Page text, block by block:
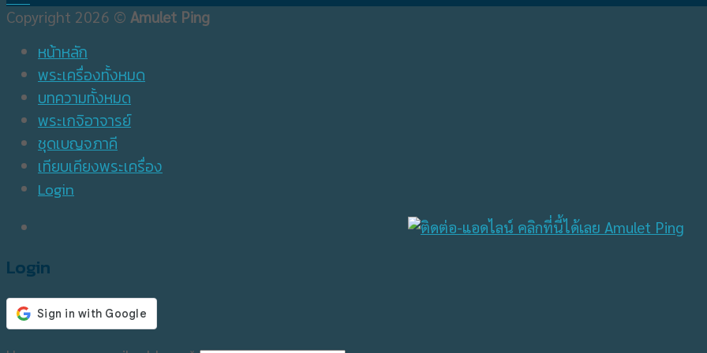
Copyright 2026 © Amulet Ping
หน้าหลัก
พระเครื่องทั้งหมด
บทความทั้งหมด
พระเกจิอาจารย์
ชุดเบญจภาคี
เทียบเคียงพระเครื่อง
Login
Login